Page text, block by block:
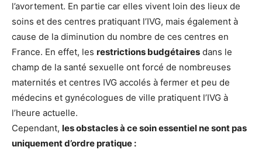
l’avortement. En partie car elles vivent loin des lieux de
soins et des centres pratiquant l’IVG, mais également à
cause de la diminution du nombre de ces centres en
France. En effet, les restrictions budgétaires dans le
champ de la santé sexuelle ont forcé de nombreuses
maternités et centres IVG accolés à fermer et peu de
médecins et gynécologues de ville pratiquent l’IVG à
l’heure actuelle.
Cependant, les obstacles à ce soin essentiel ne sont pas
uniquement d’ordre pratique :